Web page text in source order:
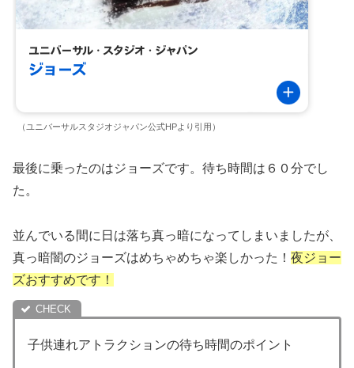
（ユニバーサルスタジオジャパン公式HPより引用）
最後に乗ったのはジョーズです。待ち時間は６０分でし
た。
並んでいる間に日は落ち真っ暗になってしまいましたが、
真っ暗闇のジョーズはめちゃめちゃ楽しかった！ 夜ジョー
ズおすすめです！
子供連れアトラクションの待ち時間のポイント